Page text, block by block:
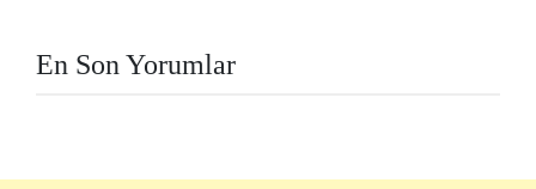
En Son Yorumlar